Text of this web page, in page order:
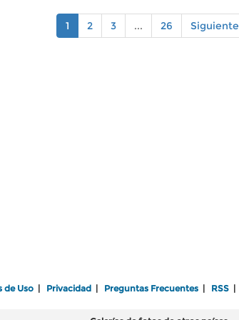
1 2 3 ... 26 Siguiente
de Uso Privacidad Preguntas Frecuentes RSS